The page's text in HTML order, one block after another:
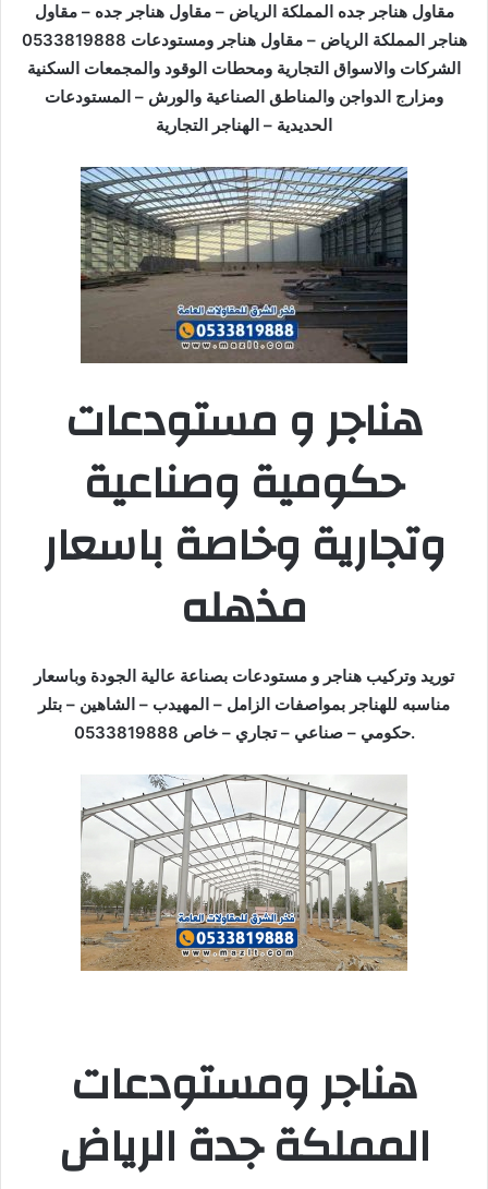
مقاول هناجر جده المملكة الرياض – مقاول هناجر جده – مقاول
هناجر المملكة الرياض – مقاول هناجر ومستودعات 0533819888
الشركات والاسواق التجارية ومحطات الوقود والمجمعات السكنية
ومزارج الدواجن والمناطق الصناعية والورش – المستودعات
الحديدية – الهناجر التجارية
هناجر و مستودعات
حكومية وصناعية
وتجارية وخاصة باسعار
مذهله
توريد وتركيب هناجر و مستودعات بصناعة عالية الجودة وباسعار
مناسبه للهناجر بمواصفات الزامل – المهيدب – الشاهين – بتلر
حكومي – صناعي – تجاري – خاص 0533819888.
هناجر ومستودعات
المملكة جدة الرياض